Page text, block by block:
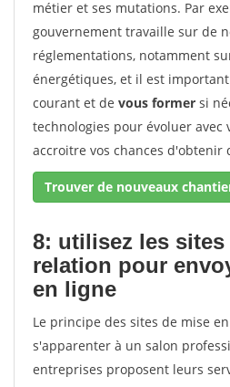
métier et ses mutations. Par
gouvernement travaille sur de
réglementations, notamment
énergétiques, et il est
courant et de vous former si
technologies pour évoluer
accroitre vos chances d'obtenir
Trouver de nouveaux
8: utilisez les sites
relation pour
en ligne
Le principe des sites de mise
s'apparenter à un salon
entreprises proposent leurs